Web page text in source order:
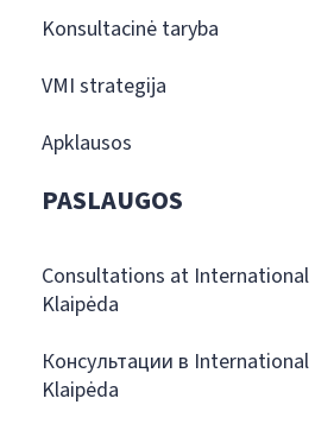
Konsultacinė taryba
VMI strategija
Apklausos
PASLAUGOS
Consultations at International
Klaipėda
Консультации в International
Klaipėda